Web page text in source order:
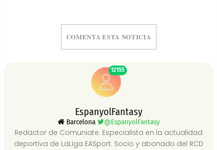
COMENTA ESTA NOTICIA
12155
EspanyolFantasy
Barcelona @EspanyolFantasy
Redactor de Comuniate. Especialista en la actualidad
deportiva de LaLiga EASport. Socio y abonado del RCD